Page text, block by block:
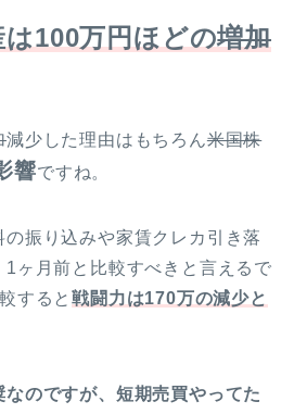
は100万円ほどの増加
減少した理由はもちろん米国株
響ですね。
振り込みや家賃クレカ引き落
1ヶ月前と比較すべきと言えるで
すると戦闘力は170万の減少と
のですが、短期売買やってた